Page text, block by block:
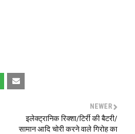
NEWER
इलेक्ट्रानिक रिक्शा/टिर्री की बैटरी/
सामान आदि चोरी करने वाले गिरोह का